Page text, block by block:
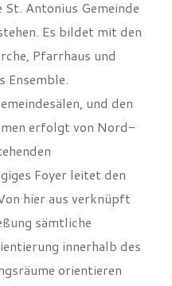
Antonius Gemeinde
Es bildet mit den
Pfarrhaus und
Ensemble.
und den
erfolgt von Nord-
Foyer leitet den
hier aus verknüpft
sämtliche
innerhalb des
orientieren